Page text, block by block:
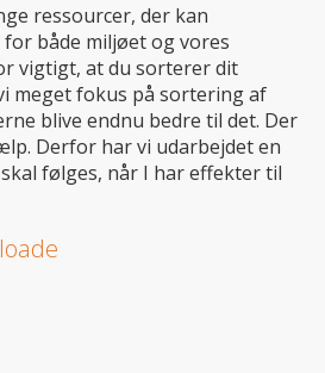
ressourcer, der kan
både miljøet og vores
vigtigt, at du sorterer dit
meget fokus på sortering af
blive endnu bedre til det. Der
Derfor har vi udarbejdet en
følges, når I har effekter til